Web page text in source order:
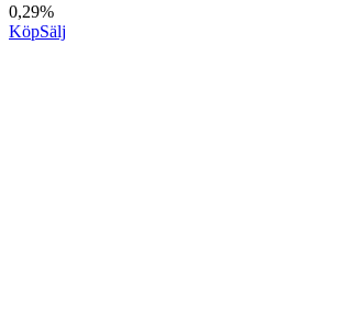
0,29%
KöpSälj